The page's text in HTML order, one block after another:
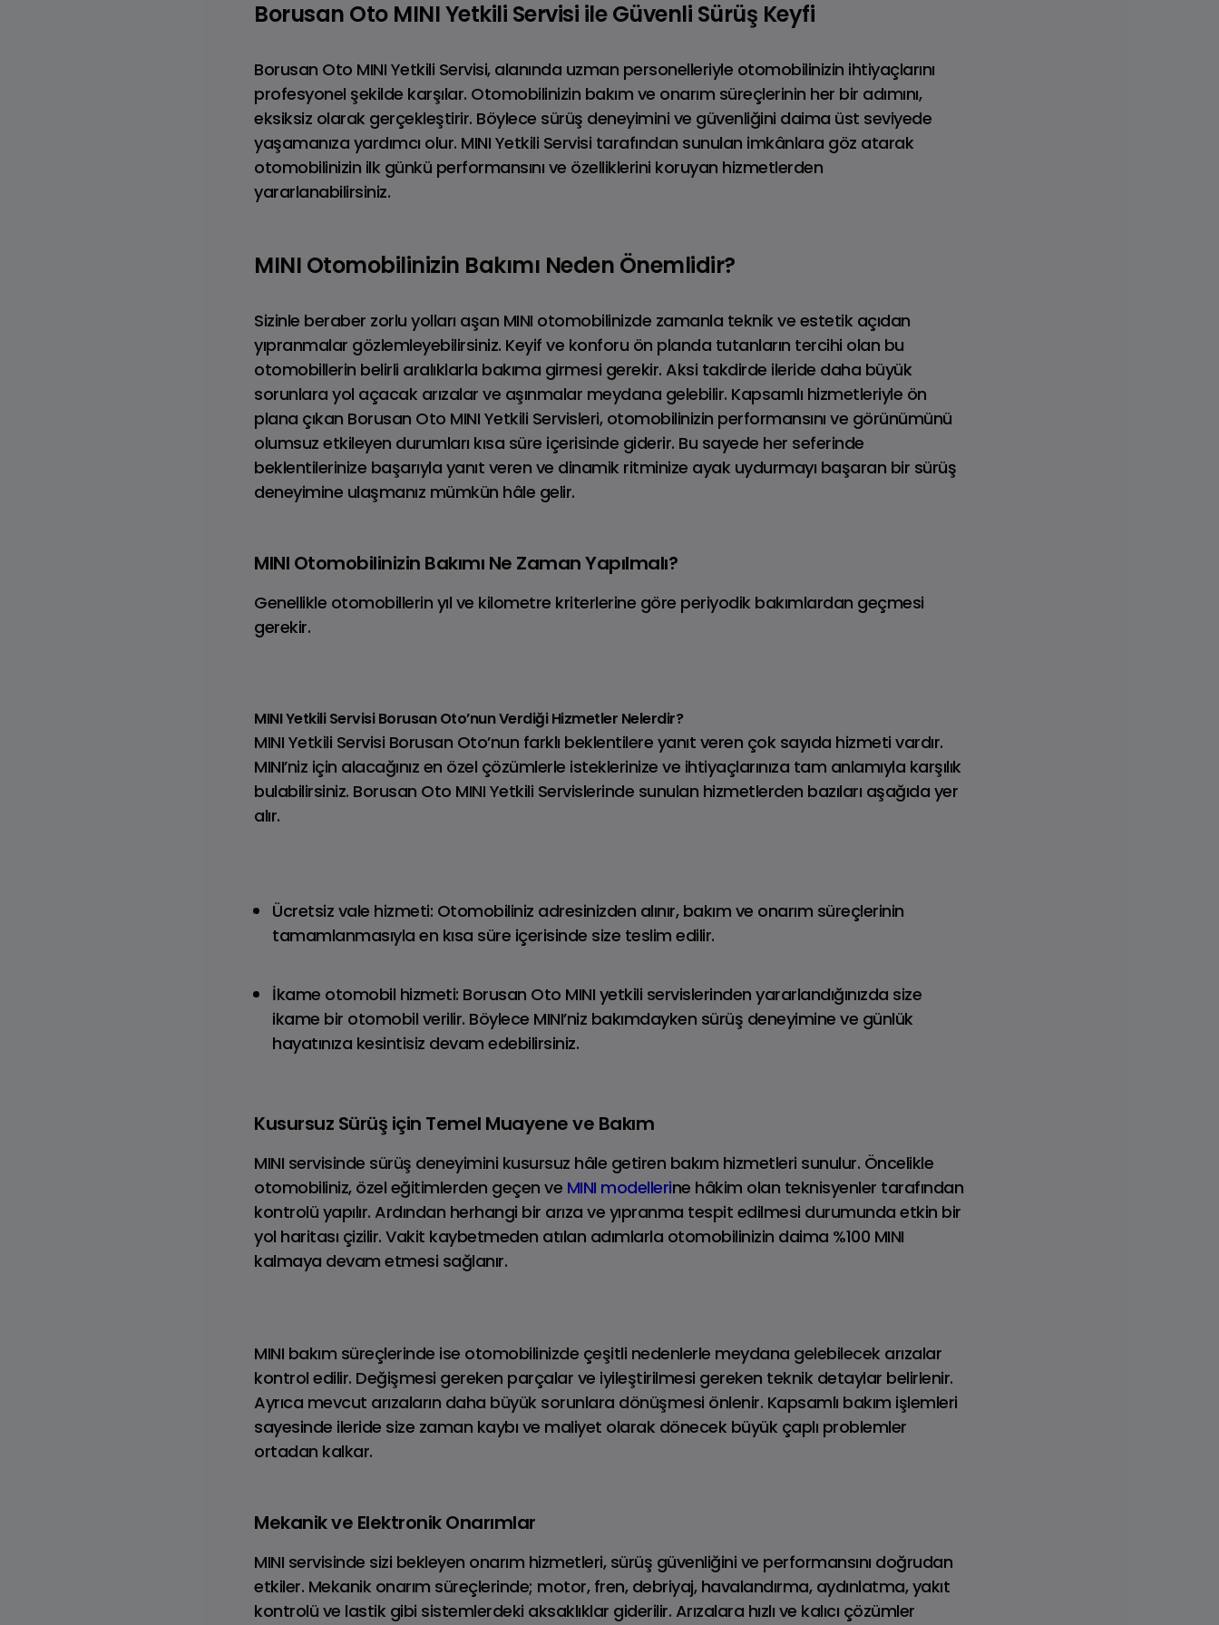
TAMAMEN ELEKTRİKLİ MINI
MINI COUNTRYMAN MINI COOPER 5 KAPI
MINI COOPER CABRIO JOHN COOPER WORKS
Range Rover Velar
Benzinli • Dizel
Range Rover Evoque
Benzinli • PHEV
Borusan Oto MINI Yetkili Servisi ile Güvenli Sürüş Keyfi
Borusan Oto MINI Yetkili Servisi, alanında uzman personelleriyle otomobilinizin ihtiyaçlarını
profesyonel şekilde karşılar. Otomobilinizin bakım ve onarım süreçlerinin her bir adımını,
eksiksiz olarak gerçekleştirir. Böylece sürüş deneyimini ve güvenliğini daima üst seviyede
yaşamanıza yardımcı olur. MINI Yetkili Servisi tarafından sunulan imkânlara göz atarak
otomobilinizin ilk günkü performansını ve özelliklerini koruyan hizmetlerden
yararlanabilirsiniz.
MINI Otomobilinizin Bakımı Neden Önemlidir?
Sizinle beraber zorlu yolları aşan MINI otomobilinizde zamanla teknik ve estetik açıdan
yıpranmalar gözlemleyebilirsiniz. Keyif ve konforu ön planda tutanların tercihi olan bu
otomobillerin belirli aralıklarla bakıma girmesi gerekir. Aksi takdirde ileride daha büyük
sorunlara yol açacak arızalar ve aşınmalar meydana gelebilir. Kapsamlı hizmetleriyle ön
plana çıkan Borusan Oto MINI Yetkili Servisleri, otomobilinizin performansını ve görünümünü
olumsuz etkileyen durumları kısa süre içerisinde giderir. Bu sayede her seferinde
beklentilerinize başarıyla yanıt veren ve dinamik ritminize ayak uydurmayı başaran bir sürüş
deneyimine ulaşmanız mümkün hâle gelir.
MINI Otomobilinizin Bakımı Ne Zaman Yapılmalı?
Genellikle otomobillerin yıl ve kilometre kriterlerine göre periyodik bakımlardan geçmesi
gerekir.
MINI Yetkili Servisi Borusan Oto’nun Verdiği Hizmetler Nelerdir?
MINI Yetkili Servisi Borusan Oto’nun farklı beklentilere yanıt veren çok sayıda hizmeti vardır.
MINI’niz için alacağınız en özel çözümlerle isteklerinize ve ihtiyaçlarınıza tam anlamıyla karşılık
bulabilirsiniz. Borusan Oto MINI Yetkili Servislerinde sunulan hizmetlerden bazıları aşağıda yer
alır.
Ücretsiz vale hizmeti: Otomobiliniz adresinizden alınır, bakım ve onarım süreçlerinin
tamamlanmasıyla en kısa süre içerisinde size teslim edilir.
İkame otomobil hizmeti: Borusan Oto MINI yetkili servislerinden yararlandığınızda size
ikame bir otomobil verilir. Böylece MINI’niz bakımdayken sürüş deneyimine ve günlük
hayatınıza kesintisiz devam edebilirsiniz.
Kusursuz Sürüş için Temel Muayene ve Bakım
MINI servisinde sürüş deneyimini kusursuz hâle getiren bakım hizmetleri sunulur. Öncelikle
otomobiliniz, özel eğitimlerden geçen ve MINI modellerine hâkim olan teknisyenler tarafından
kontrolü yapılır. Ardından herhangi bir arıza ve yıpranma tespit edilmesi durumunda etkin bir
yol haritası çizilir. Vakit kaybetmeden atılan adımlarla otomobilinizin daima %100 MINI
kalmaya devam etmesi sağlanır.
MINI bakım süreçlerinde ise otomobilinizde çeşitli nedenlerle meydana gelebilecek arızalar
kontrol edilir. Değişmesi gereken parçalar ve iyileştirilmesi gereken teknik detaylar belirlenir.
Ayrıca mevcut arızaların daha büyük sorunlara dönüşmesi önlenir. Kapsamlı bakım işlemleri
sayesinde ileride size zaman kaybı ve maliyet olarak dönecek büyük çaplı problemler
ortadan kalkar.
Mekanik ve Elektronik Onarımlar
MINI servisinde sizi bekleyen onarım hizmetleri, sürüş güvenliğini ve performansını doğrudan
etkiler. Mekanik onarım süreçlerinde; motor, fren, debriyaj, havalandırma, aydınlatma, yakıt
kontrolü ve lastik gibi sistemlerdeki aksaklıklar giderilir. Arızalara hızlı ve kalıcı çözümler